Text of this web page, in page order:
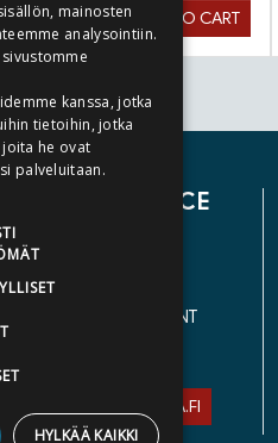
nyt
€ ADD TO CART
loppu
SERVICE
DELIVERY TERMS
ACCESSIBILITY STATEMENT
mainosten
analysointiin.
kanssa, jotka
tietoihin, jotka
he ovat
palveluitaan.
HYLKÄÄ KAIKKI